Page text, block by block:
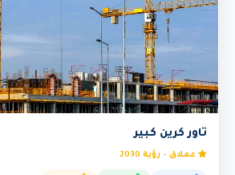
تاور كرين كبير
عملاق - رؤية 2030